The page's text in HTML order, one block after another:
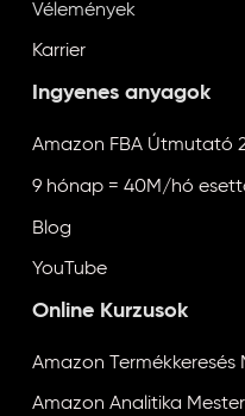
Vélemények
Karrier
Ingyenes anyagok
Amazon FBA Útmutató
9 hónap = 40M/hó
Blog
YouTube
Online Kurzusok
Amazon Termékkeresés
Amazon Analitika